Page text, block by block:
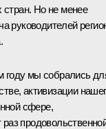
стран. Но не менее
руководителей
году мы собрались
активизации
сфере,
раз